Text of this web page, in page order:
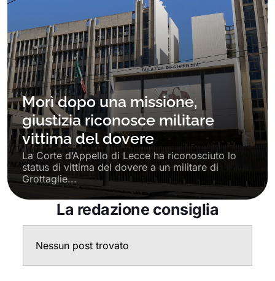
Morì dopo una missione,
giustizia riconosce militare
vittima del dovere
La Corte d’Appello di Lecce ha riconosciuto lo
status di vittima del dovere a un militare di
Grottaglie...
La redazione consiglia
Nessun post trovato